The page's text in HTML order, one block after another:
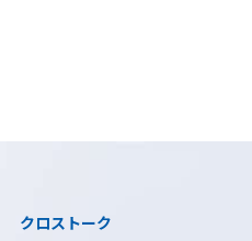
クロストーク